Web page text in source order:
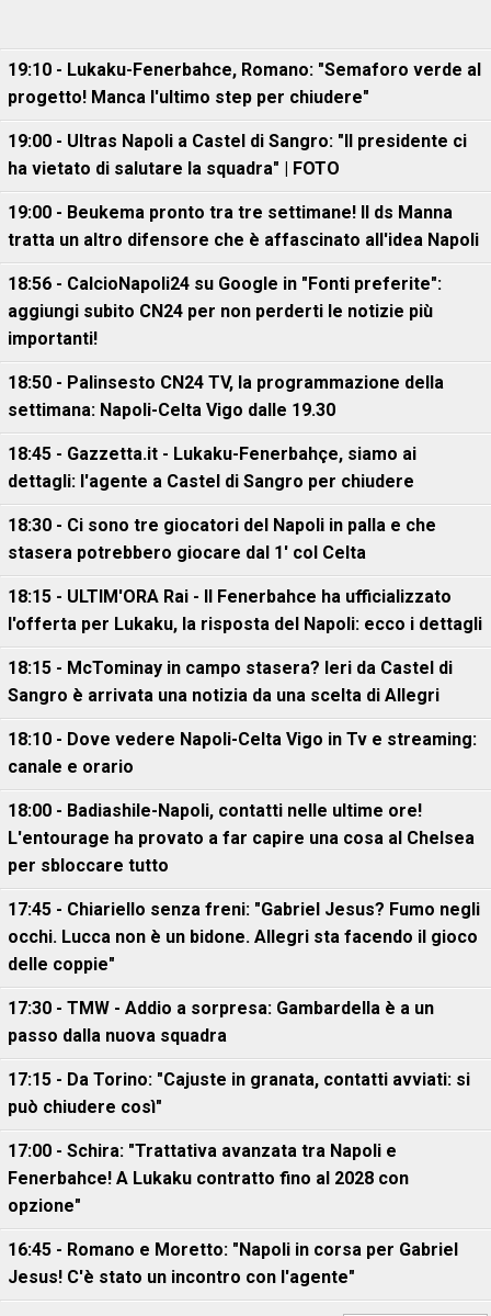
19:10 - Lukaku-Fenerbahce, Romano: "Semaforo verde al
progetto! Manca l'ultimo step per chiudere"
19:00 - Ultras Napoli a Castel di Sangro: "Il presidente ci
ha vietato di salutare la squadra" | FOTO
19:00 - Beukema pronto tra tre settimane! Il ds Manna
tratta un altro difensore che è affascinato all'idea Napoli
18:56 - CalcioNapoli24 su Google in "Fonti preferite":
aggiungi subito CN24 per non perderti le notizie più
importanti!
18:50 - Palinsesto CN24 TV, la programmazione della
settimana: Napoli-Celta Vigo dalle 19.30
18:45 - Gazzetta.it - Lukaku-Fenerbahçe, siamo ai
dettagli: l'agente a Castel di Sangro per chiudere
18:30 - Ci sono tre giocatori del Napoli in palla e che
stasera potrebbero giocare dal 1' col Celta
18:15 - ULTIM'ORA Rai - Il Fenerbahce ha ufficializzato
l'offerta per Lukaku, la risposta del Napoli: ecco i dettagli
18:15 - McTominay in campo stasera? Ieri da Castel di
Sangro è arrivata una notizia da una scelta di Allegri
18:10 - Dove vedere Napoli-Celta Vigo in Tv e streaming:
canale e orario
18:00 - Badiashile-Napoli, contatti nelle ultime ore!
L'entourage ha provato a far capire una cosa al Chelsea
per sbloccare tutto
17:45 - Chiariello senza freni: "Gabriel Jesus? Fumo negli
occhi. Lucca non è un bidone. Allegri sta facendo il gioco
delle coppie"
17:30 - TMW - Addio a sorpresa: Gambardella è a un
passo dalla nuova squadra
17:15 - Da Torino: "Cajuste in granata, contatti avviati: si
può chiudere così"
17:00 - Schira: "Trattativa avanzata tra Napoli e
Fenerbahce! A Lukaku contratto fino al 2028 con
opzione"
16:45 - Romano e Moretto: "Napoli in corsa per Gabriel
Jesus! C'è stato un incontro con l'agente"